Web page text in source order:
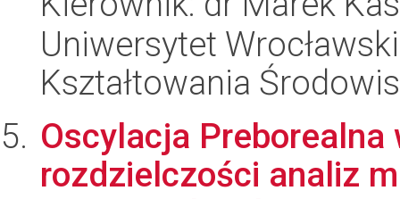
Uniwersytet
Kształtowania
Oscylacja
rozdzielczości analiz